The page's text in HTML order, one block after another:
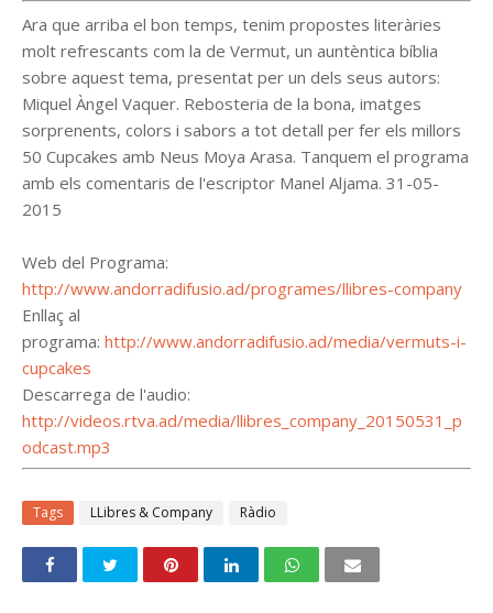
Ara que arriba el bon temps, tenim propostes literàries
molt refrescants com la de Vermut, un auntèntica bíblia
sobre aquest tema, presentat per un dels seus autors:
Miquel Àngel Vaquer. Rebosteria de la bona, imatges
sorprenents, colors i sabors a tot detall per fer els millors
50 Cupcakes amb Neus Moya Arasa. Tanquem el programa
amb els comentaris de l'escriptor Manel Aljama. 31-05-
2015
Web del Programa:
http://www.andorradifusio.ad/programes/llibres-company
Enllaç al
programa: http://www.andorradifusio.ad/media/vermuts-i-
cupcakes
Descarrega de l'audio:
http://videos.rtva.ad/media/llibres_company_20150531_p
odcast.mp3
Tags LLibres & Company Ràdio